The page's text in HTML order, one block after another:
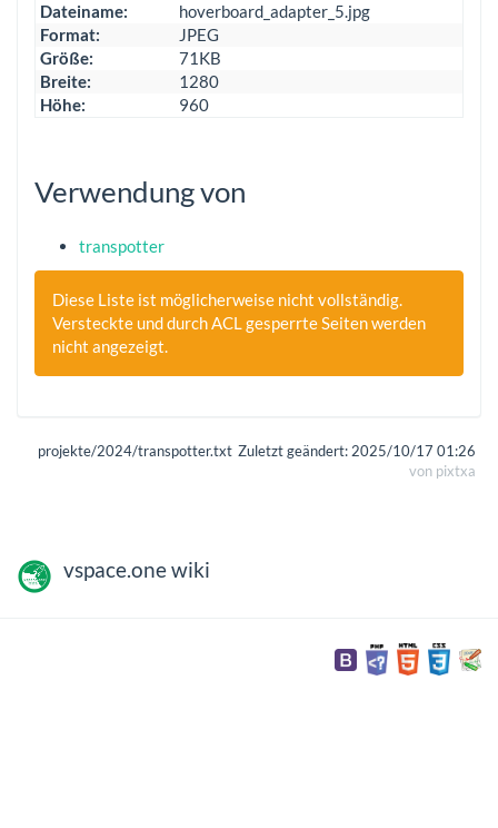
Dateiname:
hoverboard_adapter_5.jpg
Format:
JPEG
Größe:
71KB
Breite:
1280
Höhe:
960
Verwendung von
transpotter
Diese Liste ist möglicherweise nicht vollständig.
Versteckte und durch ACL gesperrte Seiten werden
nicht angezeigt.
projekte/2024/transpotter.txt Zuletzt geändert: 2025/10/17 01:26
von pixtxa
vspace.one wiki